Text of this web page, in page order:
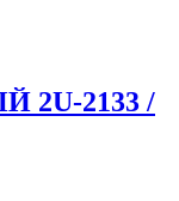
2133 /